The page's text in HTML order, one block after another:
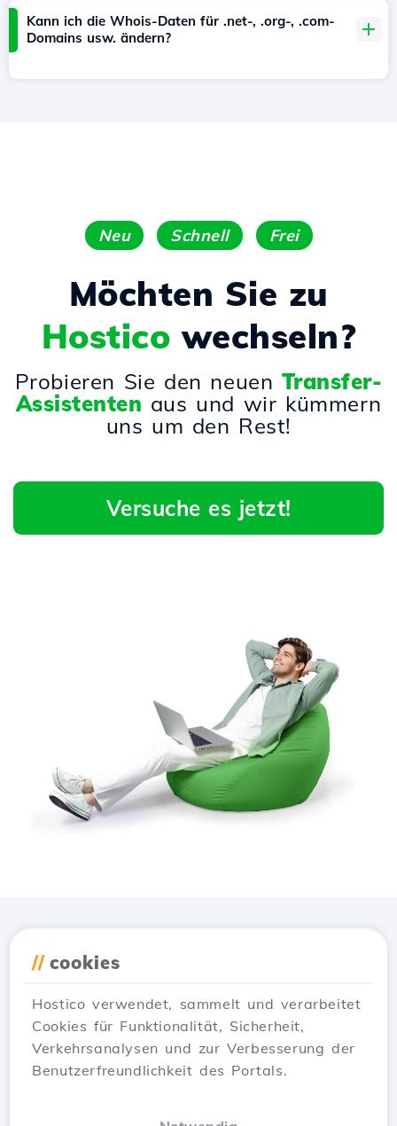
Kann ich die Whois-Daten für .net-, .org-, .com-
Domains usw. ändern?
Neu Schnell Frei
Möchten Sie zu
Hostico wechseln?
Probieren Sie den neuen Transfer-
Assistenten aus und wir kümmern
uns um den Rest!
Versuche es jetzt!
// cookies
Hostico verwendet, sammelt und verarbeitet
Cookies für Funktionalität, Sicherheit,
Verkehrsanalysen und zur Verbesserung der
Benutzerfreundlichkeit des Portals.